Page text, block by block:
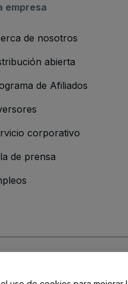
empresa
de nosotros
abierta
de Afiliados
corporativo
de prensa